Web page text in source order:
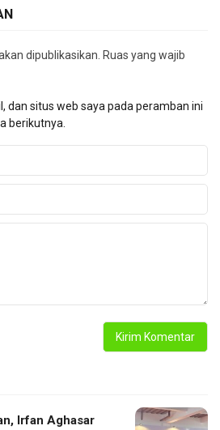
dipublikasikan. Ruas yang wajib
dan situs web saya pada peramban ini
berikutnya.
Irfan Aghasar